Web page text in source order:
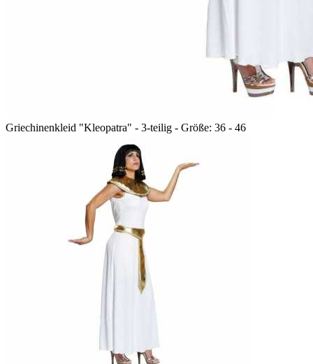
Griechinenkleid "Kleopatra" - 3-teilig - Größe: 36 - 46